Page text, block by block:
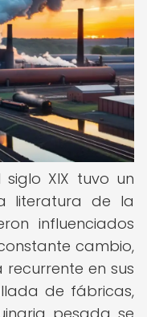
XIX tuvo un
literatura de la
influenciados
cambio,
en sus
de fábricas,